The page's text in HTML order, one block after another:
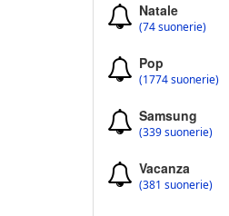
Natale
(74 suonerie)
Pop
(1774 suonerie)
Samsung
(339 suonerie)
Vacanza
(381 suonerie)